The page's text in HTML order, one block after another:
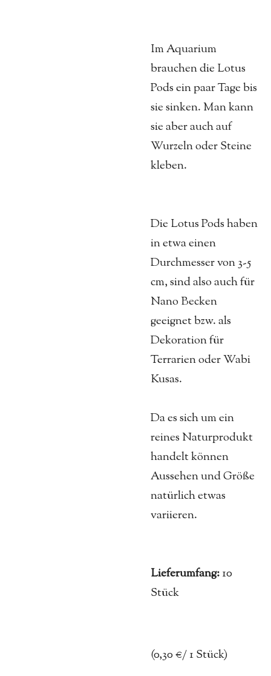
Im Aquarium
brauchen die Lotus
Pods ein paar Tage bis
sie sinken. Man kann
sie aber auch auf
Wurzeln oder Steine
kleben.
Die Lotus Pods haben
in etwa einen
Durchmesser von 3-5
cm, sind also auch für
Nano Becken
geeignet bzw. als
Dekoration für
Terrarien oder Wabi
Kusas.
Da es sich um ein
reines Naturprodukt
handelt können
Aussehen und Größe
natürlich etwas
variieren.
Lieferumfang:10
Stück
(0,30 €/ 1 Stück)